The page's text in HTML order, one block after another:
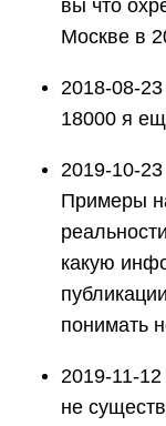
вы что
Москве в
2018-08-
18000 я
2019-10-
Примеры
какую
понимать
2019-11-
не